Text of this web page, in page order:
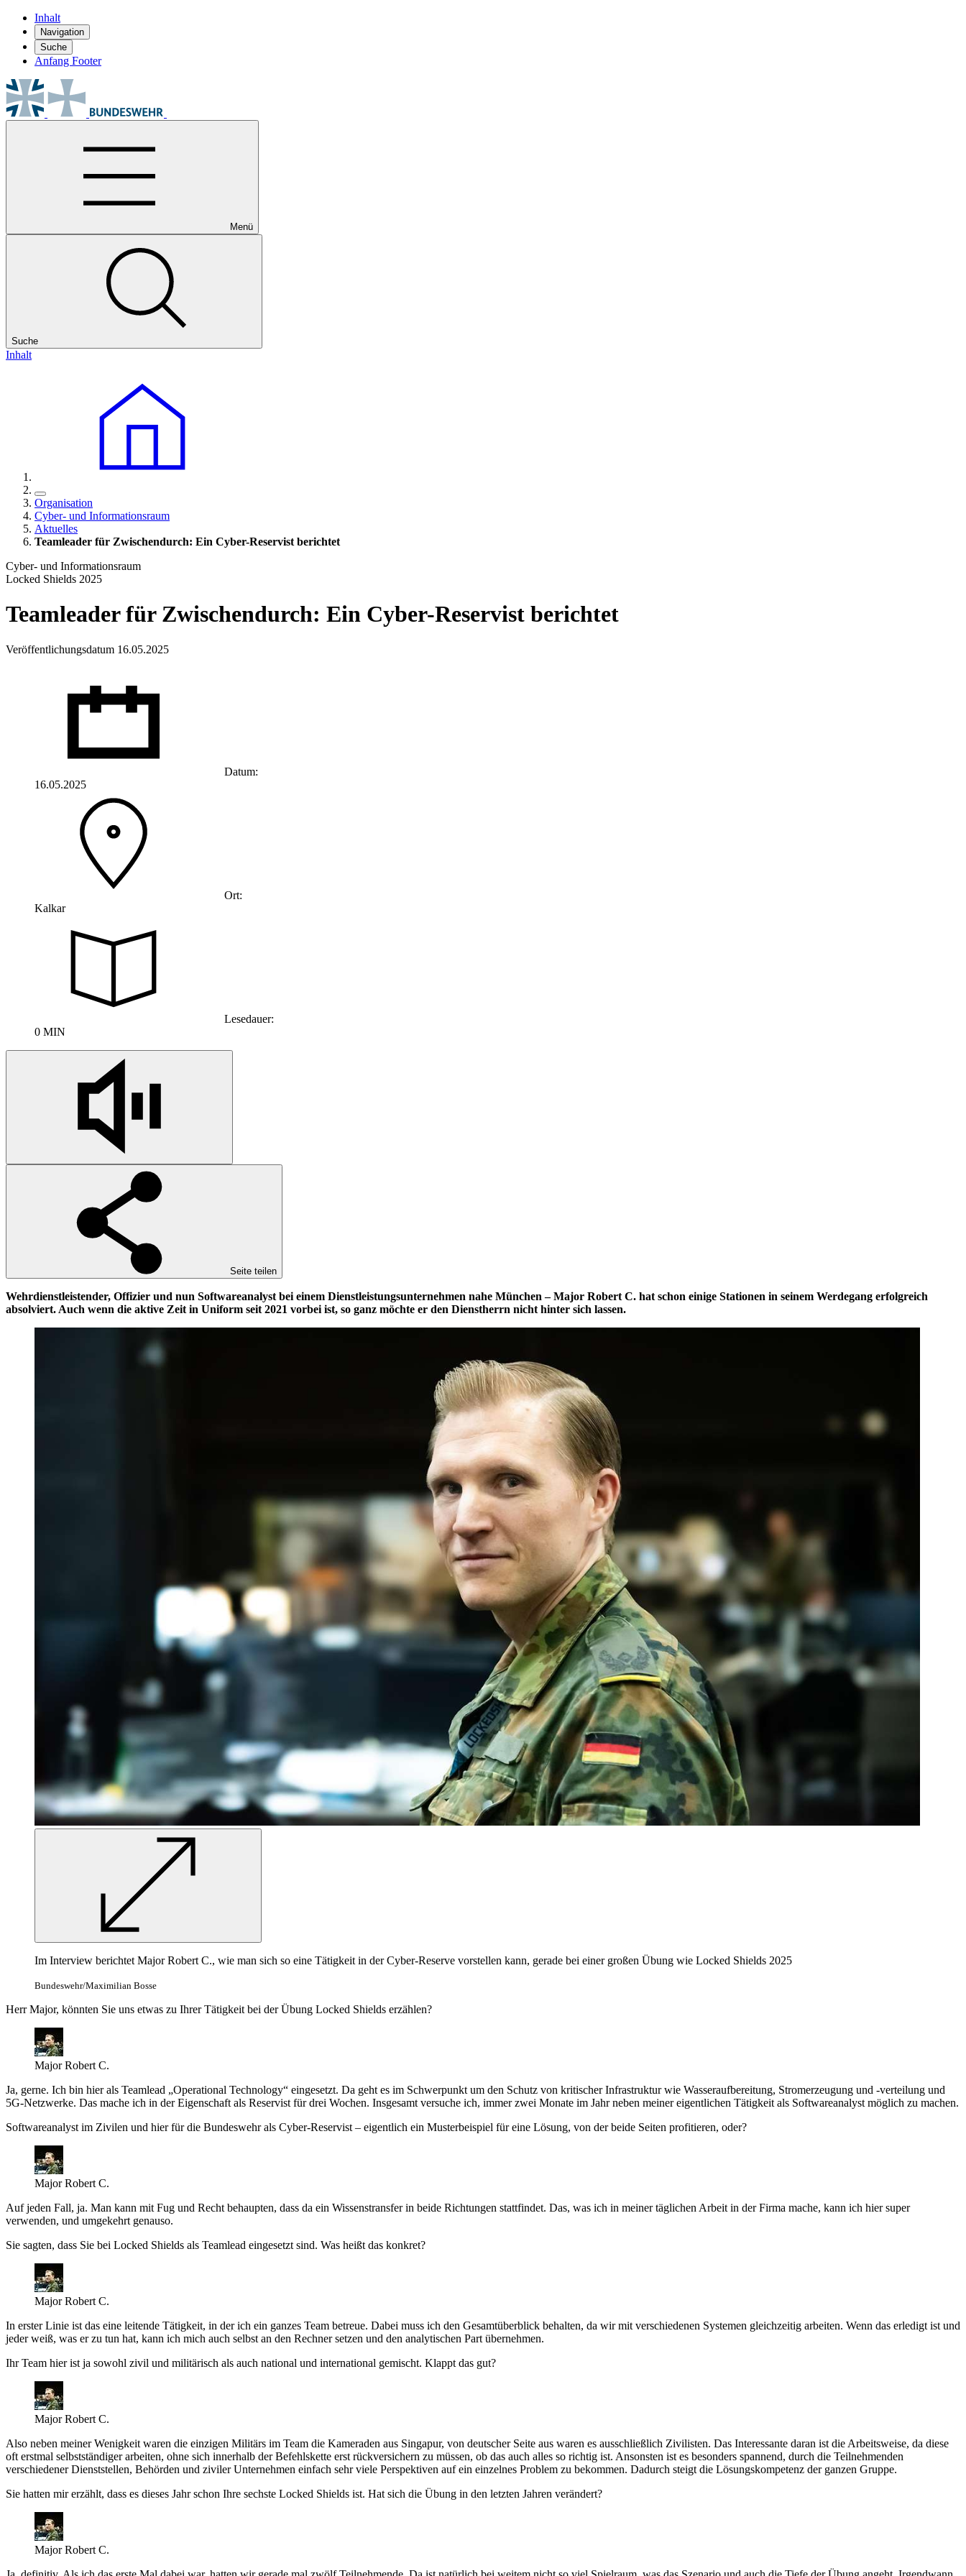
Inhalt
Navigation
Suche
Anfang Footer
Menü
Suche
Inhalt
Organisation
Cyber- und Informationsraum
Aktuelles
Teamleader für Zwischendurch: Ein Cyber-Reservist berichtet
Cyber- und Informationsraum
Locked Shields 2025
Teamleader für Zwischendurch: Ein Cyber-Reservist berichtet
Veröffentlichungsdatum 16.05.2025
Datum:
16.05.2025
Ort:
Kalkar
Lesedauer:
0 MIN
Seite teilen
Wehrdienstleistender, Offizier und nun Softwareanalyst bei einem Dienstleistungsunternehmen nahe München – Major Robert C. hat schon einige Stationen in seinem Werdegang erfolgreich
absolviert. Auch wenn die aktive Zeit in Uniform seit 2021 vorbei ist, so ganz möchte er den Dienstherrn nicht hinter sich lassen.
Im Interview berichtet Major Robert C., wie man sich so eine Tätigkeit in der Cyber-Reserve vorstellen kann, gerade bei einer großen Übung wie Locked Shields 2025
Bundeswehr/Maximilian Bosse
Herr Major, könnten Sie uns etwas zu Ihrer Tätigkeit bei der Übung Locked Shields erzählen?
Major Robert C.
Ja, gerne. Ich bin hier als Teamlead „Operational Technology“ eingesetzt. Da geht es im Schwerpunkt um den Schutz von kritischer Infrastruktur wie Wasseraufbereitung, Stromerzeugung und -verteilung und
5G-Netzwerke. Das mache ich in der Eigenschaft als Reservist für drei Wochen. Insgesamt versuche ich, immer zwei Monate im Jahr neben meiner eigentlichen Tätigkeit als Softwareanalyst möglich zu machen.
Softwareanalyst im Zivilen und hier für die Bundeswehr als Cyber-Reservist – eigentlich ein Musterbeispiel für eine Lösung, von der beide Seiten profitieren, oder?
Major Robert C.
Auf jeden Fall, ja. Man kann mit Fug und Recht behaupten, dass da ein Wissenstransfer in beide Richtungen stattfindet. Das, was ich in meiner täglichen Arbeit in der Firma mache, kann ich hier super
verwenden, und umgekehrt genauso.
Sie sagten, dass Sie bei Locked Shields als Teamlead eingesetzt sind. Was heißt das konkret?
Major Robert C.
In erster Linie ist das eine leitende Tätigkeit, in der ich ein ganzes Team betreue. Dabei muss ich den Gesamtüberblick behalten, da wir mit verschiedenen Systemen gleichzeitig arbeiten. Wenn das erledigt ist und
jeder weiß, was er zu tun hat, kann ich mich auch selbst an den Rechner setzen und den analytischen Part übernehmen.
Ihr Team hier ist ja sowohl zivil und militärisch als auch national und international gemischt. Klappt das gut?
Major Robert C.
Also neben meiner Wenigkeit waren die einzigen Militärs im Team die Kameraden aus Singapur, von deutscher Seite aus waren es ausschließlich Zivilisten. Das Interessante daran ist die Arbeitsweise, da diese
oft erstmal selbstständiger arbeiten, ohne sich innerhalb der Befehlskette erst rückversichern zu müssen, ob das auch alles so richtig ist. Ansonsten ist es besonders spannend, durch die Teilnehmenden
verschiedener Dienststellen, Behörden und ziviler Unternehmen einfach sehr viele Perspektiven auf ein einzelnes Problem zu bekommen. Dadurch steigt die Lösungskompetenz der ganzen Gruppe.
Sie hatten mir erzählt, dass es dieses Jahr schon Ihre sechste Locked Shields ist. Hat sich die Übung in den letzten Jahren verändert?
Major Robert C.